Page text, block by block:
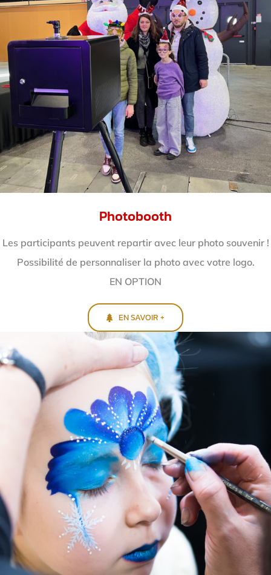
Photobooth
Les participants peuvent repartir avec leur photo souvenir !
Possibilité de personnaliser la photo avec votre logo.
EN OPTION
EN SAVOIR +